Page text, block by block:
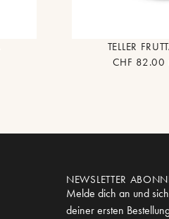
TELLER
CHF 82.00
NEWSLETTER
Melde dich an und
deiner ersten